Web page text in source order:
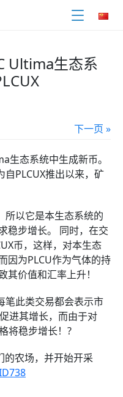
Ultima生态系
下一页 »
生态系统中生成新币。
自PLCUX推出以来，矿
所以它是本生态系统的
稳步增长。 同时，在交
币，这样，对本生态
因为PLCU作为气体的持
价值和汇率上升！
笔此类交易都会表示市
进其增长，而由于对
将稳步增长！?
的农场，并开始开采